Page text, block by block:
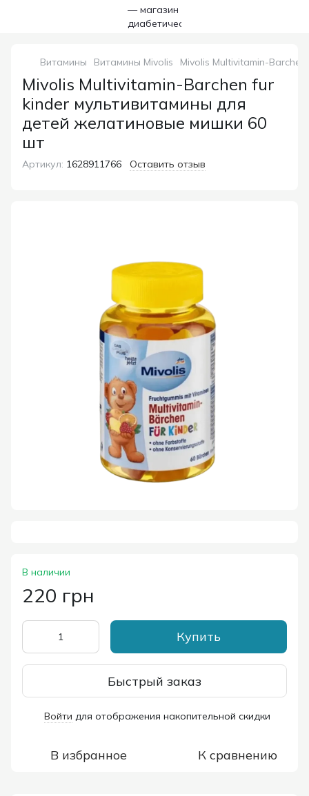
Витамины Витамины Mivolis Mivolis Multivitamin-
Mivolis Multivitamin-Barchen fur
kinder мультивитамины для
детей желатиновые мишки 60
шт
Артикул: 1628911766 Оставить отзыв
В наличии
220 грн
Купить
Быстрый заказ
Войти для отображения накопительной скидки
В избранное К сравнению